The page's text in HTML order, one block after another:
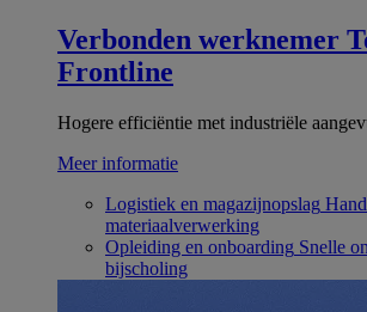
Verbonden werknemer
Frontline
Hogere efficiëntie met industriële
Meer informatie
Logistiek en magazijnopslag
materiaalverwerking
Opleiding en onboarding Snelle
bijscholing